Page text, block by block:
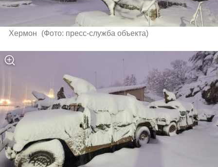
Хермон (Фото: пресс-служба объекта)